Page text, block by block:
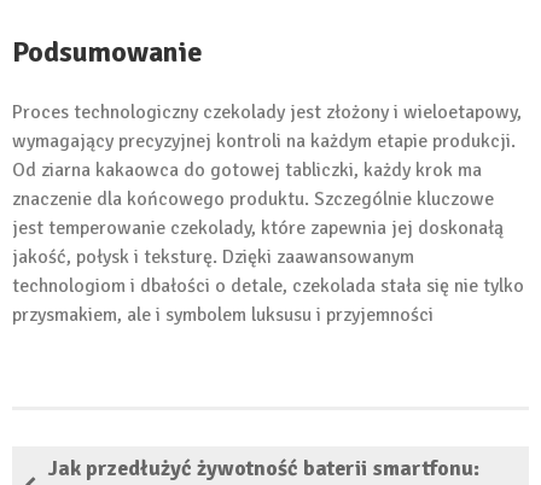
Podsumowanie
Proces technologiczny czekolady jest złożony i wieloetapowy,
wymagający precyzyjnej kontroli na każdym etapie produkcji.
Od ziarna kakaowca do gotowej tabliczki, każdy krok ma
znaczenie dla końcowego produktu. Szczególnie kluczowe
jest temperowanie czekolady, które zapewnia jej doskonałą
jakość, połysk i teksturę. Dzięki zaawansowanym
technologiom i dbałości o detale, czekolada stała się nie tylko
przysmakiem, ale i symbolem luksusu i przyjemności
Jak przedłużyć żywotność baterii smartfonu: